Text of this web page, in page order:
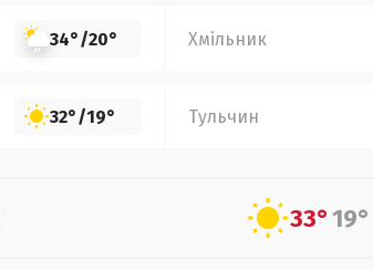
34°/20° Хмільник
32°/19° Тульчин
33°19°